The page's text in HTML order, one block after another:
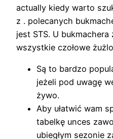
actually kiedy warto
z . polecanych
jest STS. U bukmachera
wszystkie czołowe
Są to bardzo
jeżeli pod uwagę
żywo.
Aby ułatwić wam
tabelkę unces
ubiegłym sezonie